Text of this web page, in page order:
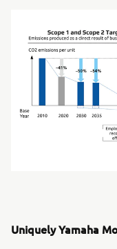
Uniquely Yamaha